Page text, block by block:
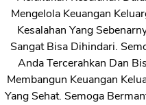
Mengelola Keuangan
Kesalahan Yang
Sangat Bisa Dihindari.
Anda Tercerahkan Dan
Membangun Keuangan
Yang Sehat. Semoga